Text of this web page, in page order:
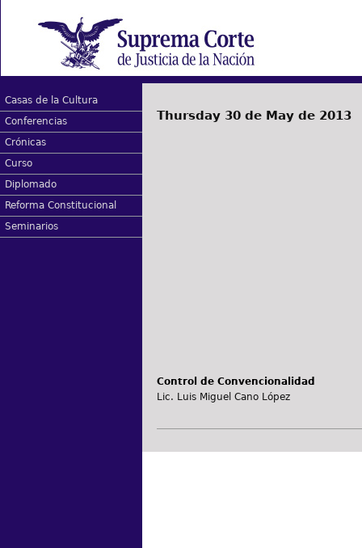
Casas de la Cultura
Conferencias
Crónicas
Curso
Diplomado
Reforma Constitucional
Seminarios
Thursday 30 de May de 2013
Control de Convencionalidad
Lic. Luis Miguel Cano López